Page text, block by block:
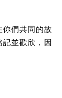
們共同的故
並歡欣，因